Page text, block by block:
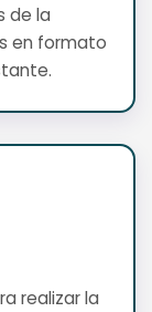
de la
en formato
realizar la